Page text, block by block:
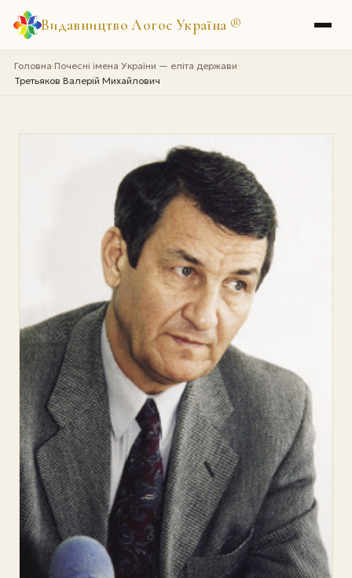
Видавництво Логос Україна ®
Головна›Почесні імена України — еліта держави›
Третьяков Валерій Михайлович